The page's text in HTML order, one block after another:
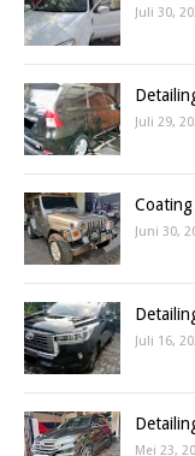
Juli 30,
Juli 29,
Coating
Juni 30,
Juli 16,
Mei 23,